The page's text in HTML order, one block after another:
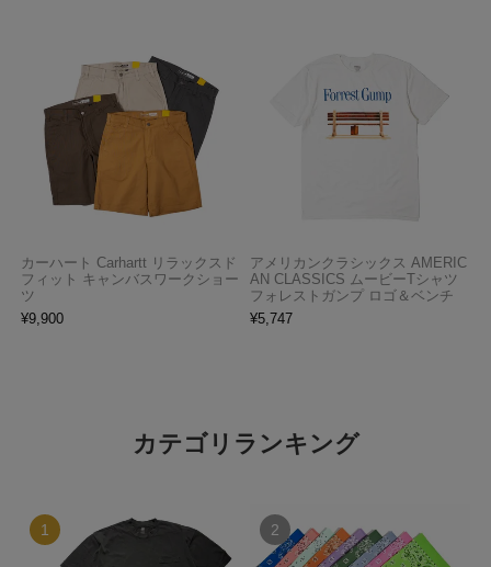
カーハート Carhartt リラックスド
フィット キャンバスワークショー
ツ
¥9,900
アメリカンクラシックス AMERIC
AN CLASSICS ムービーTシャツ
フォレストガンプ ロゴ＆ベンチ
¥5,747
カテゴリランキング